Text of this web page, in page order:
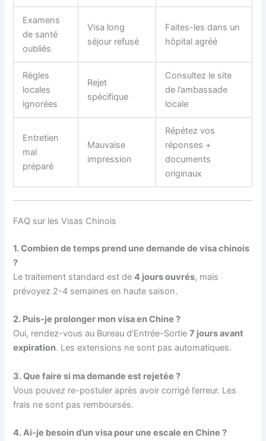
Examens
de santé
oubliés
Visa long
séjour refusé
Faites-les dans un
hôpital agréé
Règles
locales
ignorées
Rejet
spécifique
Consultez le site
de l’ambassade
locale
Entretien
mal
préparé
Mauvaise
impression
Répétez vos
réponses +
documents
originaux
FAQ sur les Visas Chinois
1. Combien de temps prend une demande de visa chinois
?
Le traitement standard est de4 jours ouvrés, mais
prévoyez 2-4 semaines en haute saison.
2. Puis-je prolonger mon visa en Chine ?
Oui, rendez-vous au Bureau d’Entrée-Sortie7 jours avant
expiration. Les extensions ne sont pas automatiques.
3. Que faire si ma demande est rejetée ?
Vous pouvez re-postuler après avoir corrigé l’erreur. Les
frais ne sont pas remboursés.
4. Ai-je besoin d’un visa pour une escale en Chine ?